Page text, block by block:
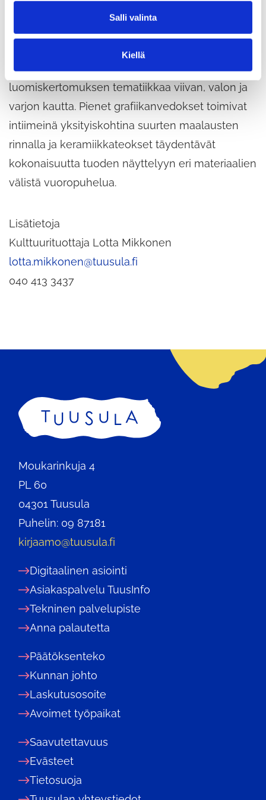
Salli valinta
Kiellä
Marjut RiihimäenHavina-näyttely nähdään
näyttelytilassa 31.5.–11.6.2026. Kyseessä on
monipuolinen teossarja, joka tutkii paratiisin ja
luomiskertomuksen tematiikkaa viivan, valon ja
varjon kautta. Pienet grafiikanvedokset toimivat
intiimeinä yksityiskohtina suurten maalausten
rinnalla ja keramiikkateokset täydentävät
kokonaisuutta tuoden näyttelyyn eri materiaalien
välistä vuoropuhelua.
Lisätietoja
Kulttuurituottaja Lotta Mikkonen
lotta.mikkonen@tuusula.fi
040 413 3437
Etusivu
Moukarinkuja 4
PL 60
04301 Tuusula
Puhelin: 09 87181
kirjaamo@tuusula.fi
Digitaalinen asiointi
Asiakaspalvelu TuusInfo
Tekninen palvelupiste
Anna palautetta
Päätöksenteko
Kunnan johto
Laskutusosoite
Avoimet työpaikat
Saavutettavuus
Evästeet
Tietosuoja